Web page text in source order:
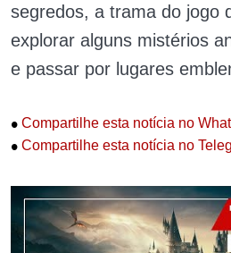
segredos, a trama do jogo
explorar alguns mistérios
e passar por lugares
• Compartilhe esta notícia no
• Compartilhe esta notícia no